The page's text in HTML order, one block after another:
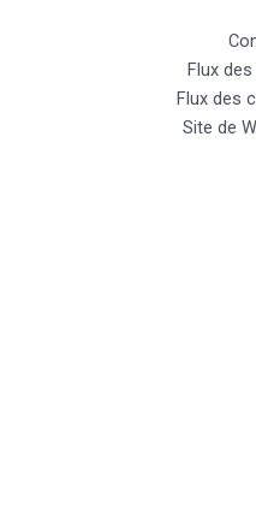
Flux
Flux des
Site de